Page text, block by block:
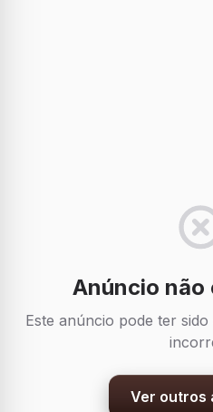
Anúncio
Este anúncio pode ter
Ver outros